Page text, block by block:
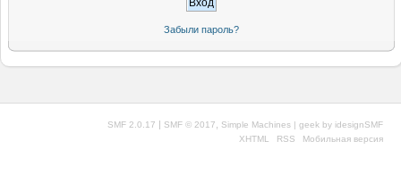
Забыли пароль?
SMF 2.0.17 SMF © 2017, Simple Machines | geek by idesignSMF
XHTML
RSS Мобильная версия